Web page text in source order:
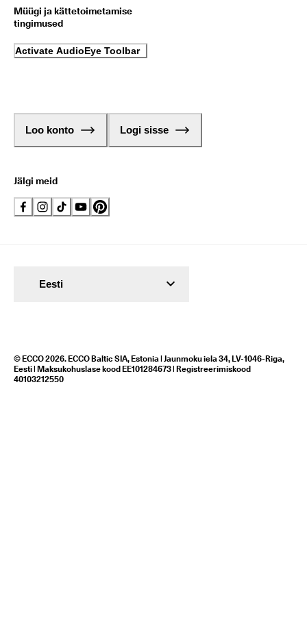
Müügi ja kättetoimetamise
tingimused
Activate AudioEye Toolbar
Loo konto Logi sisse
Jälgi meid
© ECCO 2026. ECCO Baltic SIA, Estonia | Jaunmoku iela 34, LV-1046-Riga,
Eesti | Maksukohuslase kood EE101284673 | Registreerimiskood
40103212550
Eesti